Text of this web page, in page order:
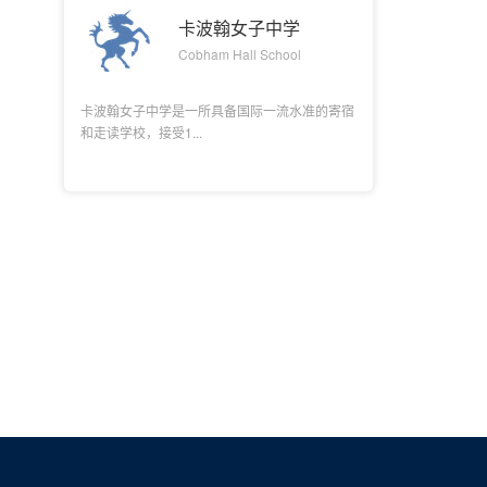
卡波翰女子中学
Cobham Hall School
卡波翰女子中学是一所具备国际一流水准的寄宿
和走读学校，接受1...